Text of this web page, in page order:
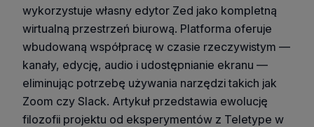
wykorzystuje własny edytor Zed jako kompletną
wirtualną przestrzeń biurową. Platforma oferuje
wbudowaną współpracę w czasie rzeczywistym —
kanały, edycję, audio i udostępnianie ekranu —
eliminując potrzebę używania narzędzi takich jak
Zoom czy Slack. Artykuł przedstawia ewolucję
filozofii projektu od eksperymentów z Teletype w